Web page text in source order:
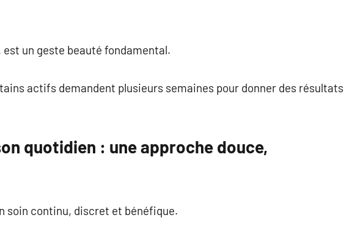
un geste beauté fondamental.
actifs demandent plusieurs semaines pour donner des résultats
quotidien : une approche douce,
soin continu, discret et bénéfique.